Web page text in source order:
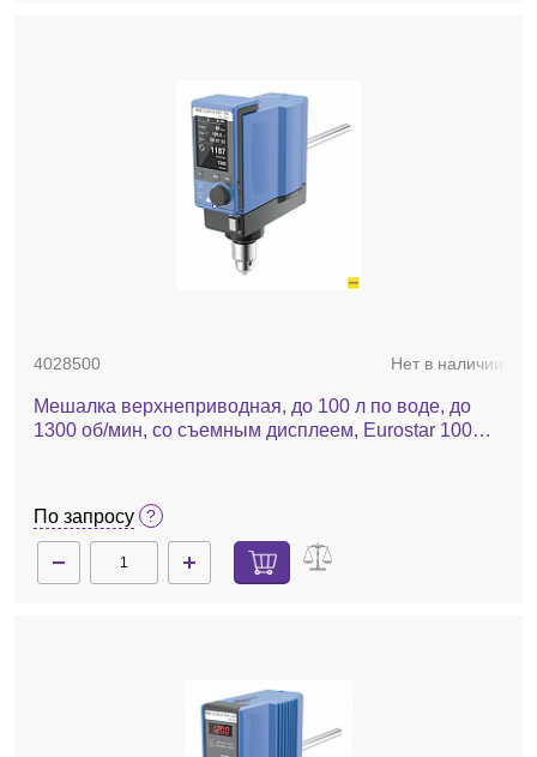
4028500 Нет в наличии
Мешалка верхнеприводная, до 100 л по воде, до
1300 об/мин, со съемным дисплеем, Eurostar 100
По запросу